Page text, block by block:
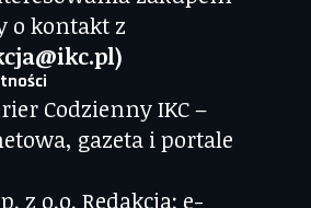
o kontakt z
Codzienny IKC –
gazeta i portale
z o.o. Redakcja: e-